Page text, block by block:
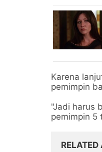
Karena
pemimpin
"Jadi harus
pemimpin 5